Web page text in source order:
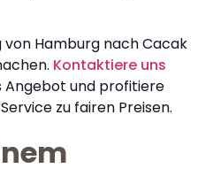
von Hamburg nach Cacak
Kontaktiere uns
Angebot und profitiere
zu fairen Preisen.